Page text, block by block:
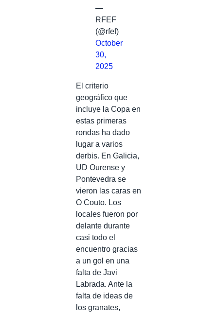
—
RFEF
(@rfef)
October
30,
2025
El criterio
geográfico que
incluye la Copa en
estas primeras
rondas ha dado
lugar a varios
derbis. En Galicia,
UD Ourense y
Pontevedra se
vieron las caras en
O Couto. Los
locales fueron por
delante durante
casi todo el
encuentro gracias
a un gol en una
falta de Javi
Labrada. Ante la
falta de ideas de
los granates,